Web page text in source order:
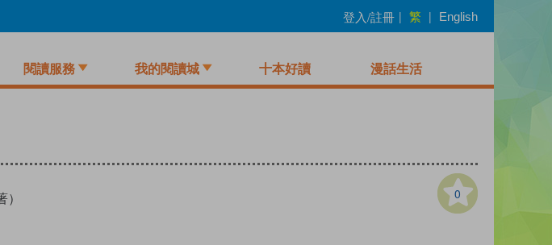
登入/註冊 | 繁 | English
閱讀服務 我的閱讀城 十本好讀 漫話生活
0